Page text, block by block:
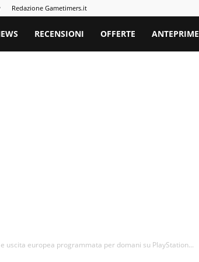
Redazione Gametimers.it
RECENSIONI OFFERTE ANTEPRIME
uscita europea programmata per domani su PlayStation...